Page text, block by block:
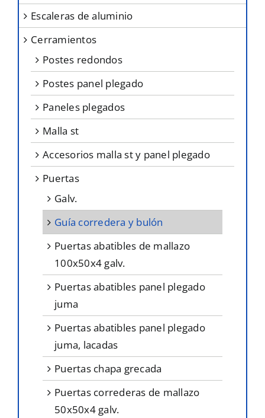
escaleras de aluminio
cerramientos
postes redondos
postes panel plegado
paneles plegados
malla st
accesorios malla st y panel plegado
puertas
galv.
guía corredera y bulón
puertas abatibles de mallazo
100x50x4 galv.
puertas abatibles panel plegado
juma
puertas abatibles panel plegado
juma, lacadas
puertas chapa grecada
puertas correderas de mallazo
50x50x4 galv.